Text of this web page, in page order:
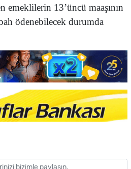
emeklilerin 13’üncü maaşının
ödenebilecek durumda